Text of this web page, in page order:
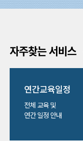
자주찾는 서비스
연간교육일정
전체 교육 및
연간 일정 안내